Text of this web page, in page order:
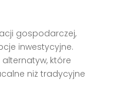
gospodarczej,
inwestycyjne.
które
niż tradycyjne